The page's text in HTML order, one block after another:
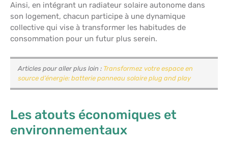
Ainsi, en intégrant un radiateur solaire autonome dans
son logement, chacun participe à une dynamique
collective qui vise à transformer les habitudes de
consommation pour un futur plus serein.
Articles pour aller plus loin : Transformez votre espace en
source d’énergie: batterie panneau solaire plug and play
Les atouts économiques et
environnementaux